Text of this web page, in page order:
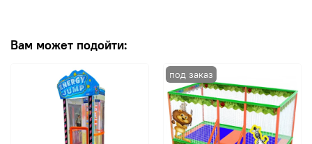
Вам может подойти: